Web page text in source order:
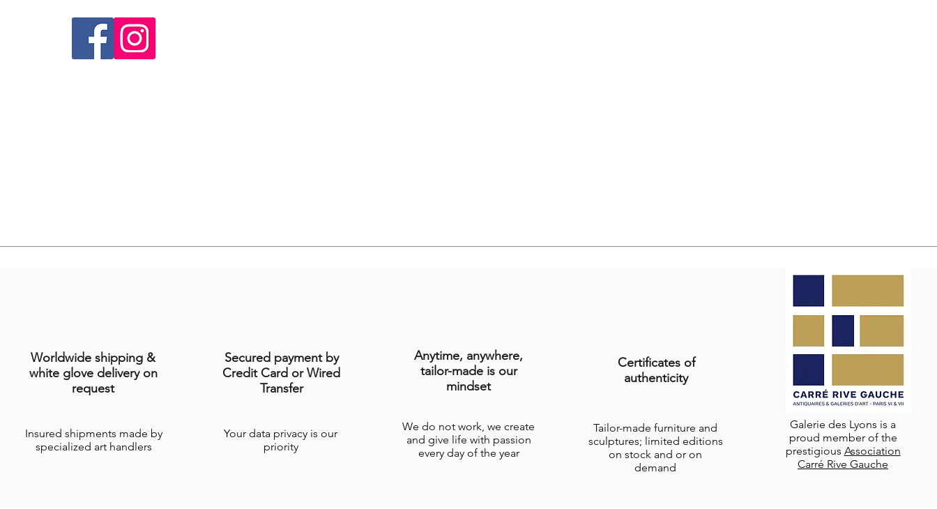
Worldwide shipping &
white glove delivery on
request
Insured shipments made by
specialized art handlers
Secured payment by
Credit Card or Wired
Transfer
Your data privacy is our
priority
Anytime, anywhere,
tailor-made is our
mindset
We do not work, we create
and give life with passion
every day of the year
Certificates of
authenticity
Tailor-made furniture and
sculptures; limited editions
on stock and or on
demand
Galerie des Lyons is a
proud member of the
prestigious Association
Carré Rive Gauche